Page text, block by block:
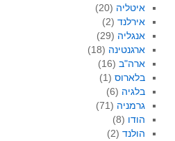
איטליה (20)
אירלנד (2)
אנגליה (29)
ארגנטינה (18)
ארה"ב (16)
בלארוס (1)
בלגיה (6)
גרמניה (71)
הודו (8)
הולנד (2)